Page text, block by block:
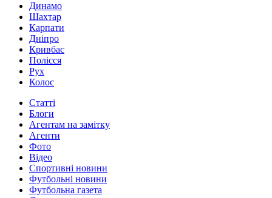
Динамо
Шахтар
Карпати
Дніпро
Кривбас
Полісся
Рух
Колос
Статті
Блоги
Агентам на замітку
Агенти
Фото
Відео
Спортивні новини
Футбольні новини
Футбольна газета